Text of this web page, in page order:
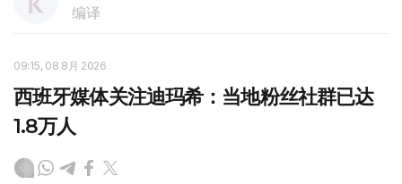
编译
09:15, 08 8月 2026
西班牙媒体关注迪玛希：当地粉丝社群已达
1.8万人